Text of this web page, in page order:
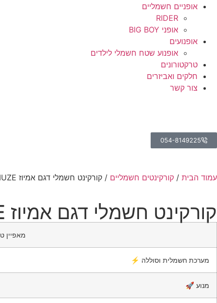
אופניים חשמליים
RIDER
אופני BIG BOY
אופנועים
אופנוע שטח חשמלי לילדים
טרקטורונים
חלקים ואביזרים
צור קשר
054-8149225
עמוד הבית / קורקינטים חשמליים / קורקינט חשמלי דגם אמיוז EMUZE
קורקינט חשמלי דגם אמיוז EMUZE
מאפיין
⚡ מערכת חשמלית וסוללה
🚀 מנוע